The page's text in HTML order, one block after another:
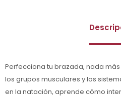
Perfecciona tu brazada, nada
los grupos musculares y los
en la natación, aprende cómo